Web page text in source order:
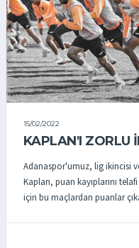
15/02/2022
KAPLAN'I ZORLU
Adanaspor'umuz, lig ikincisi
Kaplan, puan kayıplarını
için bu maçlardan puanlar